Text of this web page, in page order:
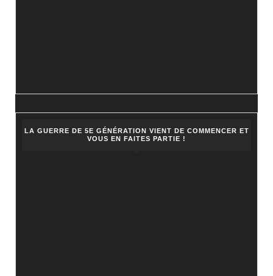
LA GUERRE DE 5E GÉNÉRATION VIENT DE COMMENCER ET
VOUS EN FAITES PARTIE !